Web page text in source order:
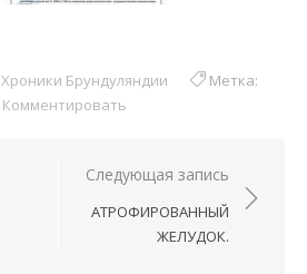
Хроники Брундуляндии
Метка:
Комментировать
Следующая запись
АТРОФИРОВАННЫЙ
ЖЕЛУДОК.